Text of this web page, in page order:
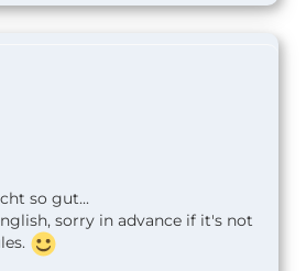
so gut...
sorry in advance if it's not